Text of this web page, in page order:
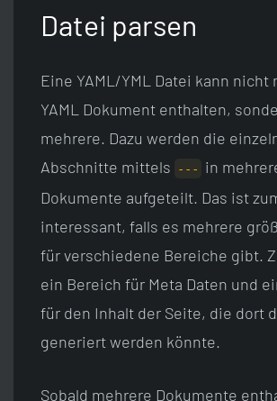
Datei parsen
Eine YAML/YML Datei kann nicht
YAML Dokument enthalten,
mehrere. Dazu werden die
Abschnitte mittels
---
in
Dokumente aufgeteilt. Das ist
interessant, falls es mehrere
für verschiedene Bereiche gibt.
ein Bereich für Meta Daten und
für den Inhalt der Seite, die dort
generiert werden könnte.
Sobald mehrere Dokumente